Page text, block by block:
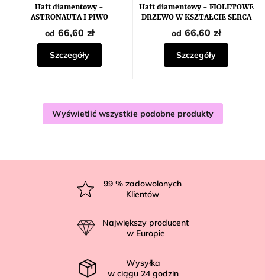
Haft diamentowy -
ASTRONAUTA I PIWO
od 66,60 zł
Szczegóły
Haft diamentowy - FIOLETOWE
DRZEWO W KSZTAŁCIE SERCA
od 66,60 zł
Szczegóły
Wyświetlić wszystkie podobne produkty
99 % zadowolonych
Klientów
Największy producent
w Europie
Wysyłka
w ciągu 24 godzin